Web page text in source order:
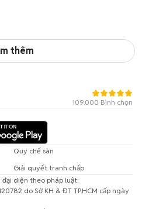
thêm
109.000 Bình chọn
Quy chế sàn
Giải quyết tranh chấp
đại diện theo pháp luật:
do Sở KH & ĐT TP.HCM cấp ngày